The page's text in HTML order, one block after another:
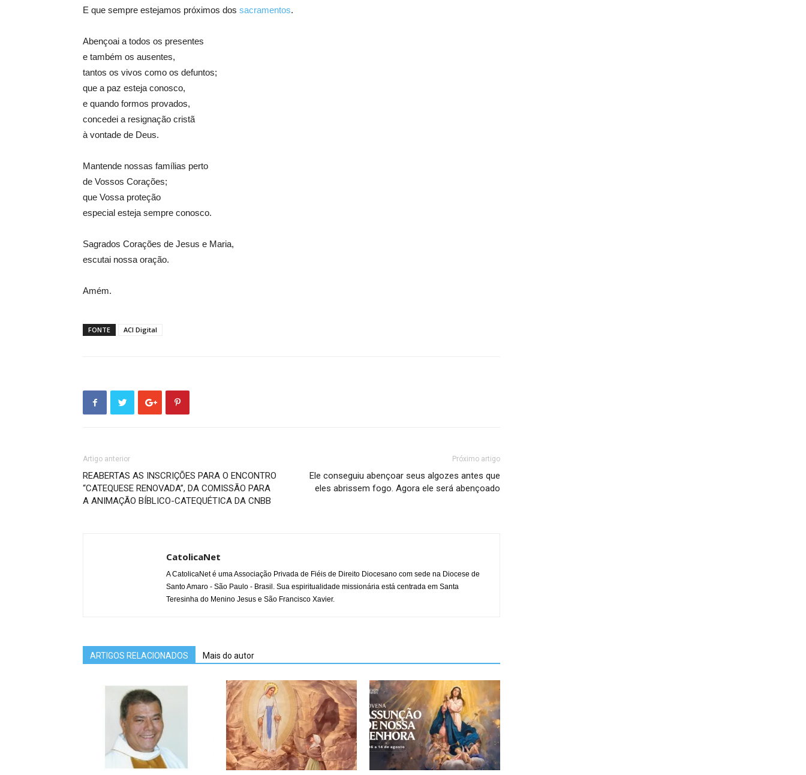
E que sempre estejamos próximos dos sacramentos.
Abençoai a todos os presentes
e também os ausentes,
tantos os vivos como os defuntos;
que a paz esteja conosco,
e quando formos provados,
concedei a resignação cristã
à vontade de Deus.
Mantende nossas famílias perto
de Vossos Corações;
que Vossa proteção
especial esteja sempre conosco.
Sagrados Corações de Jesus e Maria,
escutai nossa oração.
Amém.
FONTE ACI Digital
Artigo anterior
REABERTAS AS INSCRIÇÕES PARA O ENCONTRO
“CATEQUESE RENOVADA”, DA COMISSÃO PARA
A ANIMAÇÃO BÍBLICO-CATEQUÉTICA DA CNBB
Próximo artigo
Ele conseguiu abençoar seus algozes antes que
eles abrissem fogo. Agora ele será abençoado
CatolicaNet
A CatolicaNet é uma Associação Privada de Fiéis de Direito Diocesano com sede na Diocese de
Santo Amaro - São Paulo - Brasil. Sua espiritualidade missionária está centrada em Santa
Teresinha do Menino Jesus e São Francisco Xavier.
ARTIGOS RELACIONADOS Mais do autor